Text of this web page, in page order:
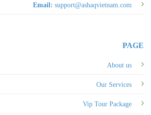
Email: support@ashaqvietnam.com
PAGE
About us
Our Services
Vip Tour Package